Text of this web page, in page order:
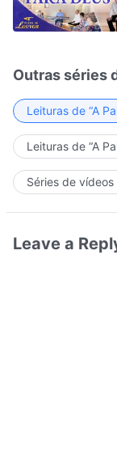
Outras séries
Leituras de “A
Leituras de “A
Séries de
Leave a